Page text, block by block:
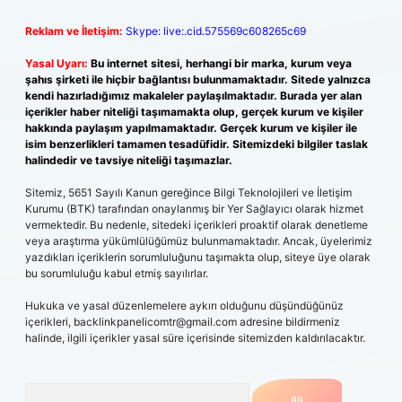
Reklam ve İletişim: Skype: live:.cid.575569c608265c69
Yasal Uyarı: Bu internet sitesi, herhangi bir marka, kurum veya
şahıs şirketi ile hiçbir bağlantısı bulunmamaktadır. Sitede yalnızca
kendi hazırladığımız makaleler paylaşılmaktadır. Burada yer alan
içerikler haber niteliği taşımamakta olup, gerçek kurum ve kişiler
hakkında paylaşım yapılmamaktadır. Gerçek kurum ve kişiler ile
isim benzerlikleri tamamen tesadüfidir. Sitemizdeki bilgiler taslak
halindedir ve tavsiye niteliği taşımazlar.
Sitemiz, 5651 Sayılı Kanun gereğince Bilgi Teknolojileri ve İletişim
Kurumu (BTK) tarafından onaylanmış bir Yer Sağlayıcı olarak hizmet
vermektedir. Bu nedenle, sitedeki içerikleri proaktif olarak denetleme
veya araştırma yükümlülüğümüz bulunmamaktadır. Ancak, üyelerimiz
yazdıkları içeriklerin sorumluluğunu taşımakta olup, siteye üye olarak
bu sorumluluğu kabul etmiş sayılırlar.
Hukuka ve yasal düzenlemelere aykırı olduğunu düşündüğünüz
içerikleri, backlinkpanelicomtr@gmail.com adresine bildirmeniz
halinde, ilgili içerikler yasal süre içerisinde sitemizden kaldırılacaktır.